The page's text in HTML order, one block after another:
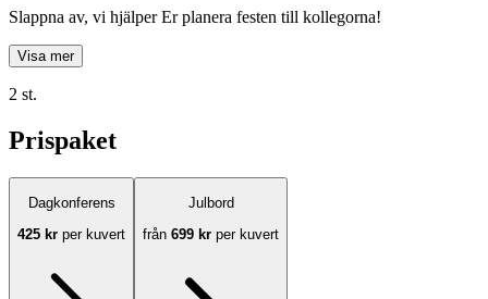
Slappna av, vi hjälper Er planera festen till kollegorna​​​!
Visa mer
2 st.
Prispaket
Dagkonferens
425 kr per kuvert
Julbord
från 699 kr per kuvert